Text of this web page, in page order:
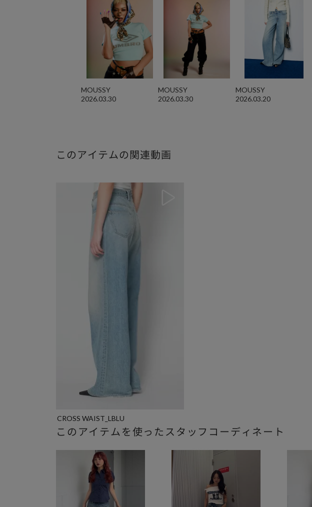
2026.03.30
MOUSSY
2026.03.30
MOUSSY
2026.03.20
MOUSSY
このアイテムの関連動画
CROSS WAIST_LBLU
このアイテムを使ったスタッフコーディネート